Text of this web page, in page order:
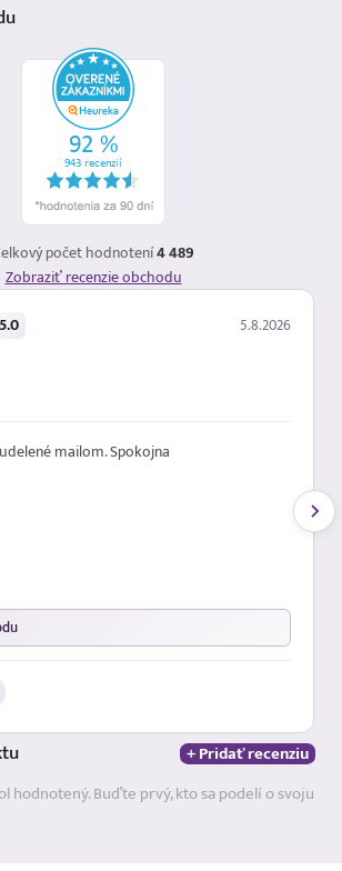
počet hodnotení4 489
Zobraziť recenzie obchodu
5.0 5.8.2026
mailom. Spokojna
+ Pridať recenziu
hodnotený. Buďte prvý, kto sa podelí o svoju